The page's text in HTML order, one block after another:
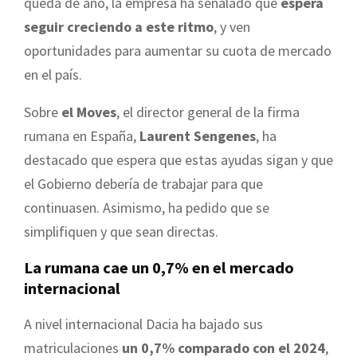
seguir creciendo a este ritmo, y ven
oportunidades para aumentar su cuota de mercado
en el país.
Sobre el Moves, el director general de la firma
rumana en España, Laurent Sengenes, ha
destacado que espera que estas ayudas sigan y que
el Gobierno debería de trabajar para que
continuasen. Asimismo, ha pedido que se
simplifiquen y que sean directas.
La rumana cae un 0,7% en el mercado
internacional
A nivel internacional Dacia ha bajado sus
matriculaciones un 0,7% comparado con el 2024,